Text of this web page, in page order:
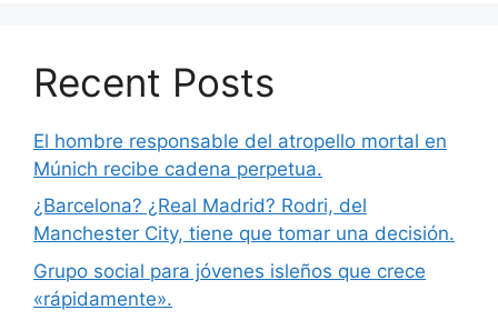
Recent Posts
El hombre responsable del atropello mortal en
Múnich recibe cadena perpetua.
¿Barcelona? ¿Real Madrid? Rodri, del
Manchester City, tiene que tomar una decisión.
Grupo social para jóvenes isleños que crece
«rápidamente».